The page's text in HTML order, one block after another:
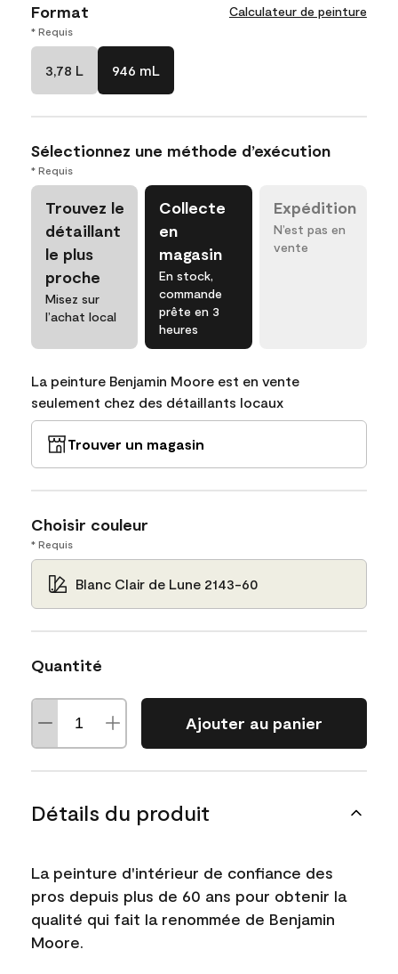
Format Calculateur de peinture
* Requis
3,78 L 946 mL
Sélectionnez une méthode d’exécution
* Requis
Trouvez le
détaillant
le plus
proche
Misez sur
l’achat local
Collecte
en
magasin
En stock,
commande
prête en 3
heures
Expédition
N’est pas en
vente
La peinture Benjamin Moore est en vente
seulement chez des détaillants locaux
Trouver un magasin
Choisir couleur
* Requis
Blanc Clair de Lune 2143-60
Quantité
Ajouter au panier
Détails du produit
La peinture d'intérieur de confiance des
pros depuis plus de 60 ans pour obtenir la
qualité qui fait la renommée de Benjamin
Moore.